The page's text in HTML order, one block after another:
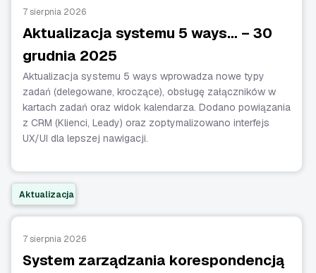
7 sierpnia 2026
Aktualizacja systemu 5 ways… – 30
grudnia 2025
Aktualizacja systemu 5 ways wprowadza nowe typy
zadań (delegowane, kroczące), obsługę załączników w
kartach zadań oraz widok kalendarza. Dodano powiązania
z CRM (Klienci, Leady) oraz zoptymalizowano interfejs
UX/UI dla lepszej nawigacji.
Aktualizacja
7 sierpnia 2026
System zarządzania korespondencją